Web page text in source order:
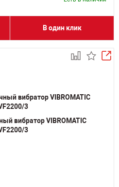
В один клик
вибратор VIBROMATIC
3